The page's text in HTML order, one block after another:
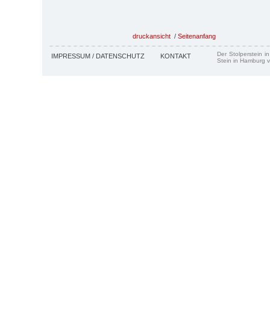
druckansicht / Seitenanfang
IMPRESSUM / DATENSCHUTZ KONTAKT
Der Stolperstein
Stein in Hamburg